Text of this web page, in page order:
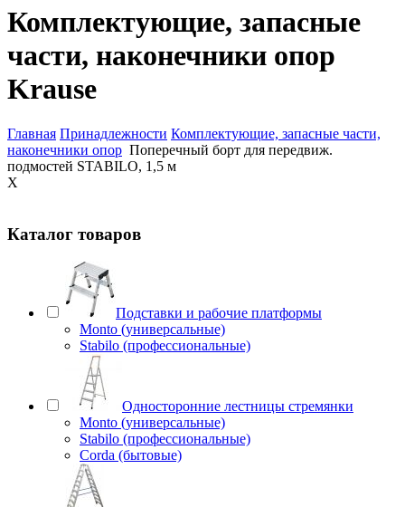
Комплектующие, запасные
части, наконечники опор
Krause
Главная Принадлежности Комплектующие, запасные части,
наконечники опор Поперечный борт для передвиж.
подмостей STABILO, 1,5 м
X
Каталог товаров
Подставки и рабочие платформы
Monto (универсальные)
Stabilo (профессиональные)
Односторонние лестницы стремянки
Monto (универсальные)
Stabilo (профессиональные)
Corda (бытовые)